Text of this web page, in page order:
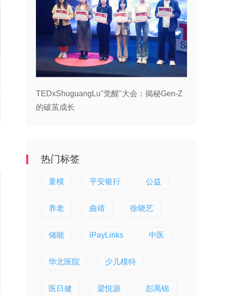
TEDxShuguangLu"觉醒"大会：揭秘Gen-Z
的破茧成长
热门标签
童模 平安银行 公益
养老 曲靖 徐晓艺
储能 iPayLinks 中医
华北医院 少儿模特
医日健 梁悦源 彭禹锦